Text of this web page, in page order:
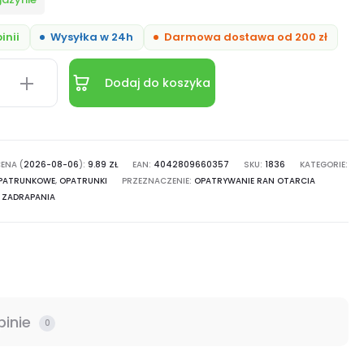
Wysyłka w 24h Darmowa dostawa od 200 zł
Dodaj do koszyka
(2026-08-06): 9.89 ZŁ EAN: 4042809660357 SKU: 1836
KATEGORIE:
, OPATRUNKI PRZEZNACZENIE: OPATRYWANIE RAN OTARCIA
ZADRAPANIA
0